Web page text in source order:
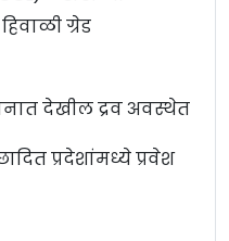
ग्रेड
देखील द्रव अवस्थेत
प्रदेशांमध्ये प्रवेश